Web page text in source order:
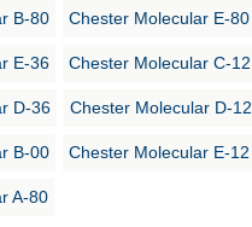
B-80 Chester Molecular E-80
E-36 Chester Molecular C-12
D-36 Chester Molecular D-12
B-00 Chester Molecular E-12
A-80